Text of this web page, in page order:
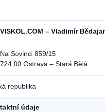
– Vladimír
Na Sovinci 859/15
724 00 Ostrava – Stará Bělá
republika
údaje